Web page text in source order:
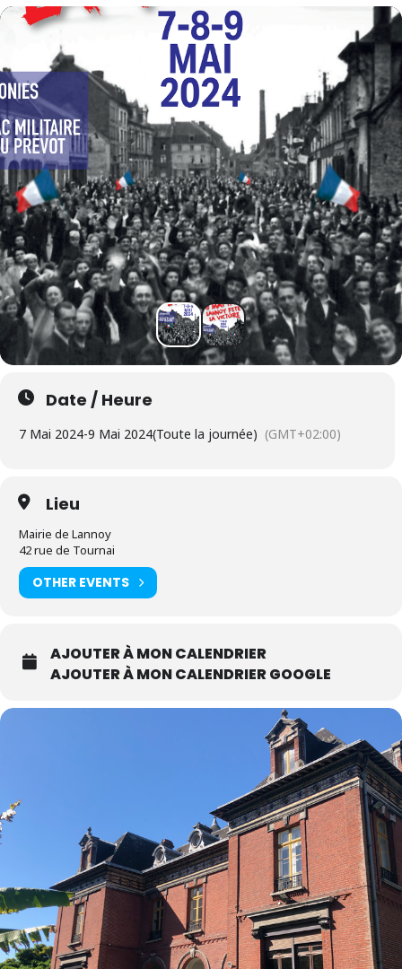
Date / Heure
7 Mai 2024-9 Mai 2024(Toute la journée) (GMT+02:00)
Lieu
Mairie de Lannoy
42 rue de Tournai
OTHER EVENTS
AJOUTER À MON CALENDRIER
AJOUTER À MON CALENDRIER GOOGLE